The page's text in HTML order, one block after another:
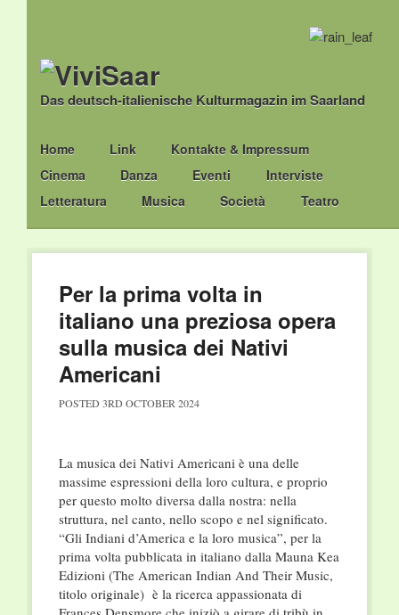
Das deutsch-italienische Kulturmagazin im Saarland
Main menu
Skip
to
content
Home Link
Kontakte & Impressum
Cinema
Danza Eventi
Interviste
Letteratura
Musica Società Teatro
Per la prima volta in
italiano una preziosa opera
sulla musica dei Nativi
Americani
POSTED 3RD OCTOBER 2024
La musica dei Nativi Americani è una delle
massime espressioni della loro cultura, e proprio
per questo molto diversa dalla nostra: nella
struttura, nel canto, nello scopo e nel significato.
“Gli Indiani d’America e la loro musica”, per la
prima volta pubblicata in italiano dalla Mauna Kea
Edizioni (The American Indian And Their Music,
titolo originale) è la ricerca appassionata di